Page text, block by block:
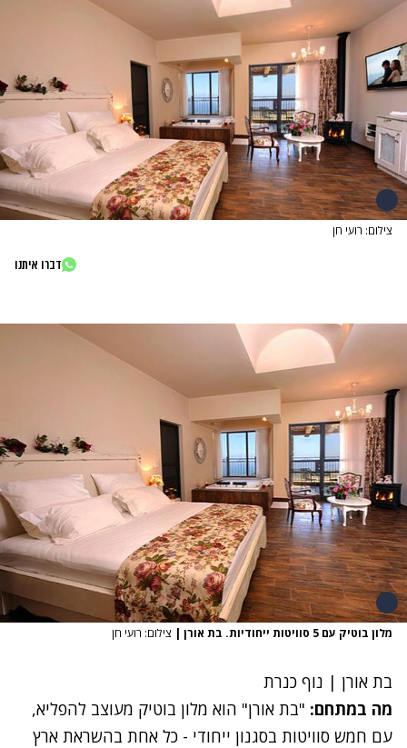
צילום: רועי חן
דברו איתנו
מלון בוטיק עם 5 סוויטות ייחודיות. בת אורן | צילום: רועי חן
בת אורן | נוף כנרת
מה במתחם: "בת אורן" הוא מלון בוטיק מעוצב להפליא,
עם חמש סוויטות בסגנון ייחודי - כל אחת בהשראת ארץ